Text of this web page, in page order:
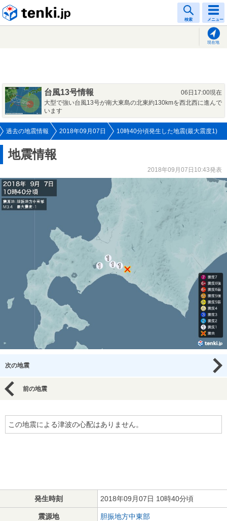
検索 メニュー
現在地
台風13号情報
06日17:00現在
大型で強い台風13号が南大東島の北東約130kmを西北西に進んで
います
過去の地震情報 2018年09月07日 10時40分頃発生した地震(最大震度1)
地震情報
2018年09月07日10:43発表
次の地震
前の地震
この地震による津波の心配はありません。
発生時刻 2018年09月07日 10時40分頃
震源地 胆振地方中東部